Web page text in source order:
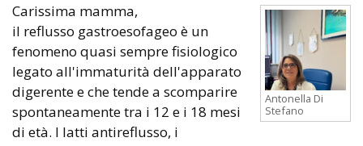
Antonella Di
Stefano
Carissima mamma,
il reflusso gastroesofageo è un
fenomeno quasi sempre fisiologico
legato all'immaturità dell'apparato
digerente e che tende a scomparire
spontaneamente tra i 12 e i 18 mesi
di età. I latti antireflusso, i